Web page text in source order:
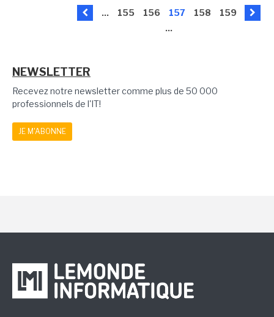
... 155 156 157 158
159
...
NEWSLETTER
Recevez notre newsletter comme plus de 50 000
professionnels de l'IT!
JE M'ABONNE